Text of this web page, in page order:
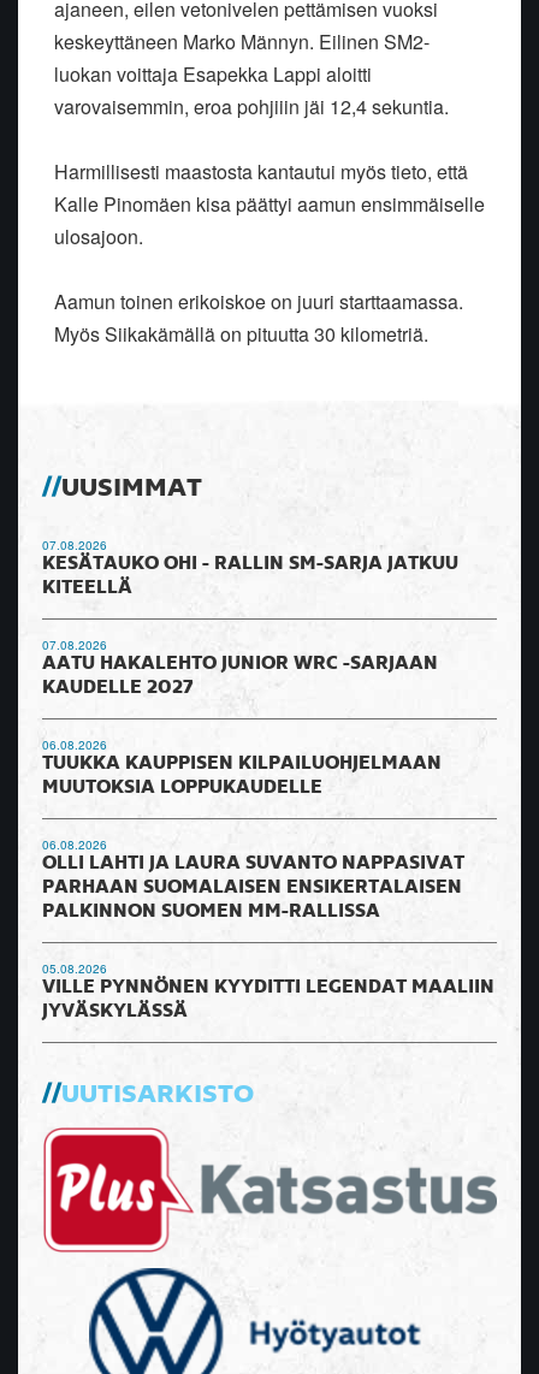
ajaneen, eilen vetonivelen pettämisen vuoksi
keskeyttäneen Marko Männyn. Eilinen SM2-
luokan voittaja Esapekka Lappi aloitti
varovaisemmin, eroa pohjiiin jäi 12,4 sekuntia.
Harmillisesti maastosta kantautui myös tieto, että
Kalle Pinomäen kisa päättyi aamun ensimmäiselle
ulosajoon.
Aamun toinen erikoiskoe on juuri starttaamassa.
Myös Siikakämällä on pituutta 30 kilometriä.
UUSIMMAT
07.08.2026
KESÄTAUKO OHI - RALLIN SM-SARJA JATKUU
KITEELLÄ
07.08.2026
AATU HAKALEHTO JUNIOR WRC -SARJAAN
KAUDELLE 2027
06.08.2026
TUUKKA KAUPPISEN KILPAILUOHJELMAAN
MUUTOKSIA LOPPUKAUDELLE
06.08.2026
OLLI LAHTI JA LAURA SUVANTO NAPPASIVAT
PARHAAN SUOMALAISEN ENSIKERTALAISEN
PALKINNON SUOMEN MM-RALLISSA
05.08.2026
VILLE PYNNÖNEN KYYDITTI LEGENDAT MAALIIN
JYVÄSKYLÄSSÄ
UUTISARKISTO